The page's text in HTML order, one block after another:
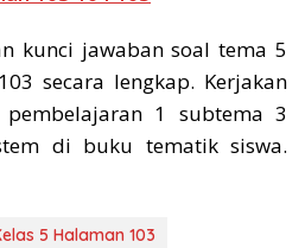
kunci jawaban soal tema 5
secara lengkap. Kerjakan
1 subtema 3
di buku tematik siswa.
5 Halaman 103